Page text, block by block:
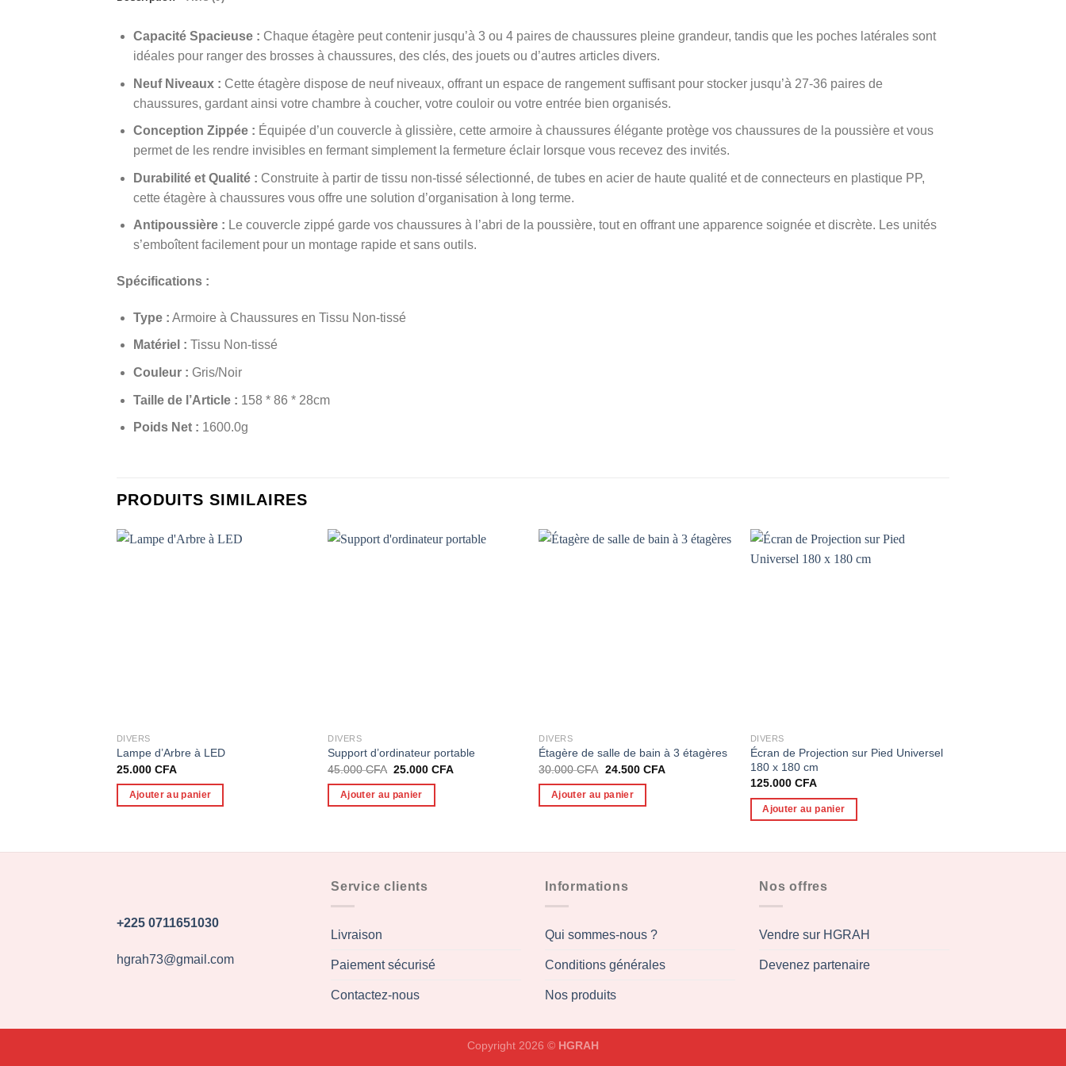
Capacité Spacieuse : Chaque étagère peut contenir jusqu’à 3 ou 4 paires de chaussures pleine grandeur, tandis que les poches latérales sont
idéales pour ranger des brosses à chaussures, des clés, des jouets ou d’autres articles divers.
Neuf Niveaux : Cette étagère dispose de neuf niveaux, offrant un espace de rangement suffisant pour stocker jusqu’à 27-36 paires de
chaussures, gardant ainsi votre chambre à coucher, votre couloir ou votre entrée bien organisés.
Conception Zippée : Équipée d’un couvercle à glissière, cette armoire à chaussures élégante protège vos chaussures de la poussière et vous
permet de les rendre invisibles en fermant simplement la fermeture éclair lorsque vous recevez des invités.
Durabilité et Qualité : Construite à partir de tissu non-tissé sélectionné, de tubes en acier de haute qualité et de connecteurs en plastique PP,
cette étagère à chaussures vous offre une solution d’organisation à long terme.
Antipoussière : Le couvercle zippé garde vos chaussures à l’abri de la poussière, tout en offrant une apparence soignée et discrète. Les unités
s’emboîtent facilement pour un montage rapide et sans outils.
Spécifications :
Type : Armoire à Chaussures en Tissu Non-tissé
Matériel : Tissu Non-tissé
Couleur : Gris/Noir
Taille de l’Article : 158 * 86 * 28cm
Poids Net : 1600.0g
PRODUITS SIMILAIRES
DIVERS
Lampe d’Arbre à LED
25.000 CFA
Ajouter au panier
DIVERS
Support d’ordinateur portable
45.000CFA Le
initial
était :
25.000CFA
Ajouter au panier
DIVERS
Étagère de salle de bain à 3 étagères
30.000CFA Le
initial
était :
24.500 CFALe
Ajouter au panier
DIVERS
Écran de Projection sur Pied Universel
180 x 180 cm
125.000 CFA
Ajouter au panier
+225 0711651030
hgrah73@gmail.com
Service clients
Livraison
Paiement sécurisé
Contactez-nous
Informations
Qui sommes-nous ?
Conditions générales
Nos produits
Nos offres
Vendre sur HGRAH
Devenez partenaire
Copyright 2026 © HGRAH